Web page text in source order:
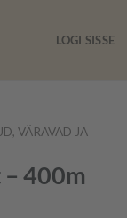
LOGI SISSE
VÄRAVAD JA
400m